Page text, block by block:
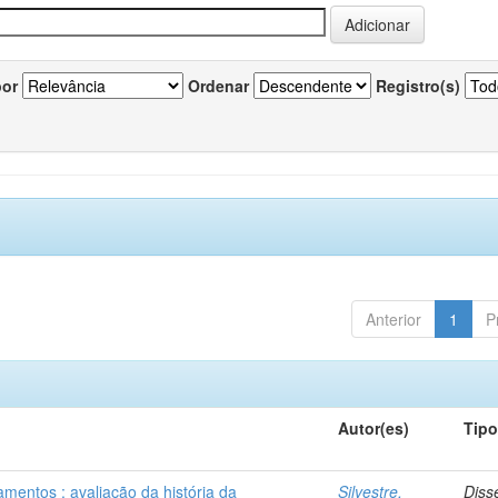
Ordenar Registro(s)
Anterior 1
Autor(es) Tipo
: avaliação da história da Silvestre,